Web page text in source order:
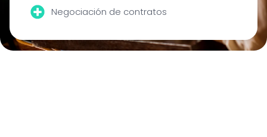
Negociación de contratos